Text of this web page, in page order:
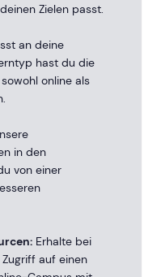
Zielen passt.
an deine
hast du die
online als
in den
von einer
Erhalte bei
auf einen